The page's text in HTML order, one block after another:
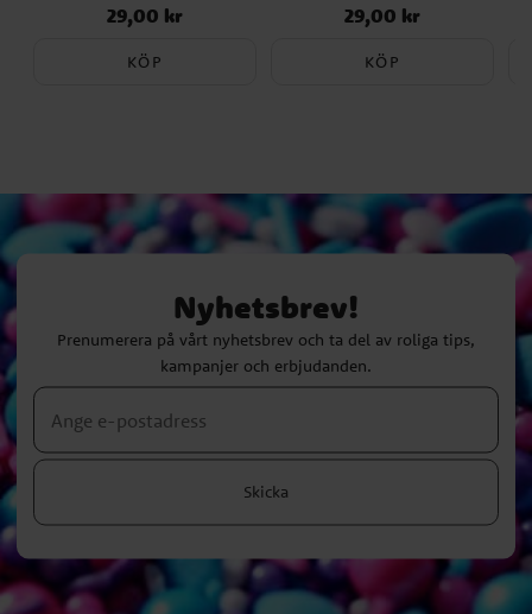
Pris:29,00 kr
29,00 kr
KÖP
Pris:29,00 kr
29,00 kr
KÖP
Nyhetsbrev!
Prenumerera på vårt nyhetsbrev och ta del av roliga tips,
kampanjer och erbjudanden.
Skicka